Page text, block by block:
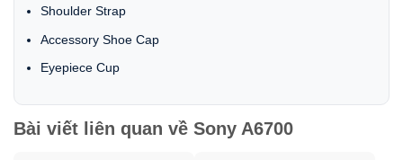
Shoulder Strap
Accessory Shoe Cap
Eyepiece Cup
Bài viết liên quan về Sony A6700